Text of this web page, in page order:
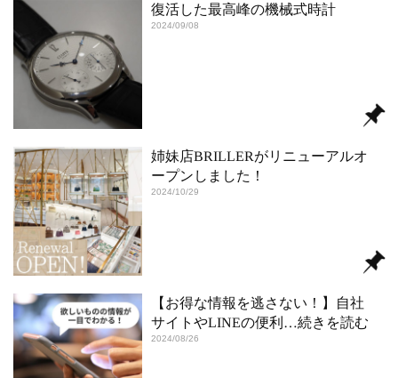
復活した最高峰の機械式時計
2024/09/08
姉妹店BRILLERがリニューアルオ
ープンしました！
2024/10/29
【お得な情報を逃さない！】自社
サイトやLINEの便利 …続きを読む
2024/08/26